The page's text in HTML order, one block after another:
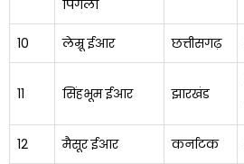
पिंगला
10 लेम्रू ईआर छत्तीसगढ़
11 सिंहभूम ईआर झारखंड
12 मैसूर ईआर कर्नाटक